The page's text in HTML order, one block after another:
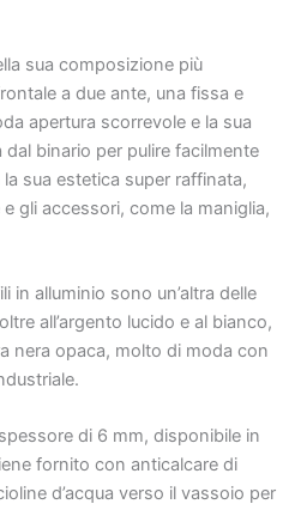
sua composizione più
a due ante, una fissa e
apertura scorrevole e la sua
binario per pulire facilmente
sua estetica super raffinata,
gli accessori, come la maniglia,
in alluminio sono un’altra delle
all’argento lucido e al bianco,
nera opaca, molto di moda con
di 6 mm, disponibile in
fornito con anticalcare di
d’acqua verso il vassoio per